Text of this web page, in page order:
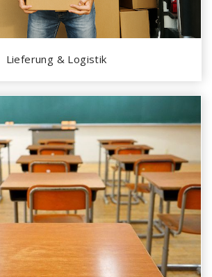
Lieferung & Logistik